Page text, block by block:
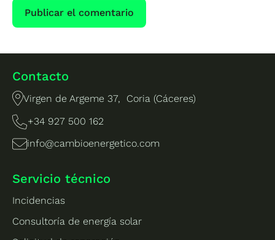
Contacto
Virgen de Argeme 37, Coria (Cáceres)
+34 927 500 162
info@cambioenergetico.com
Servicio técnico
Incidencias
Consultoría de energía solar